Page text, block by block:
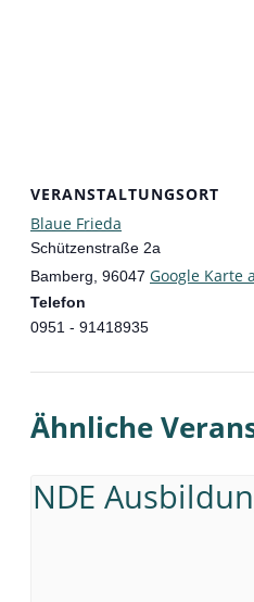
VERANSTALTUNGSORT
Blaue Frieda
Schützenstraße 2a
Bamberg 96047 Google Karte
Telefon
0951 - 91418935
Ähnliche